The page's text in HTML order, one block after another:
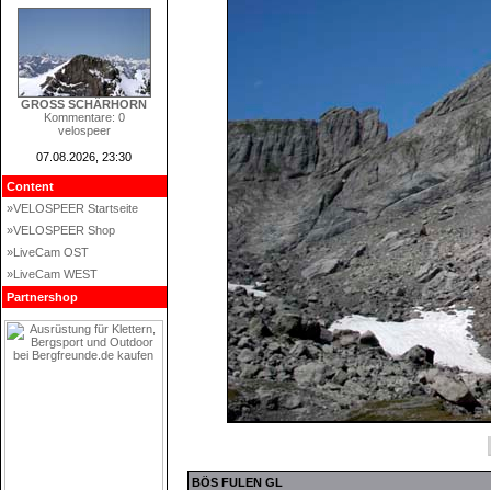
GROSS SCHÄRHORN
Kommentare: 0
velospeer
07.08.2026, 23:30
Content
»VELOSPEER Startseite
»VELOSPEER Shop
»LiveCam OST
»LiveCam WEST
Partnershop
BÖS FULEN GL